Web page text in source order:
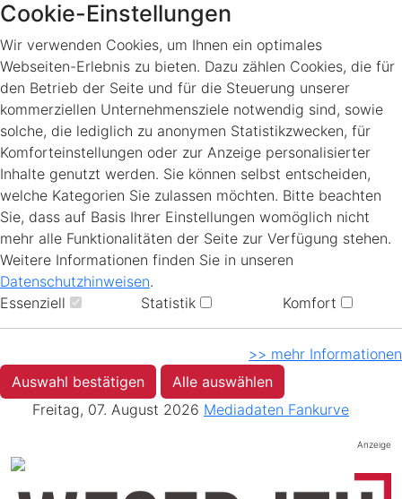
Cookie-Einstellungen
Wir verwenden Cookies, um Ihnen ein optimales
Webseiten-Erlebnis zu bieten. Dazu zählen Cookies, die für
den Betrieb der Seite und für die Steuerung unserer
kommerziellen Unternehmensziele notwendig sind, sowie
solche, die lediglich zu anonymen Statistikzwecken, für
Komforteinstellungen oder zur Anzeige personalisierter
Inhalte genutzt werden. Sie können selbst entscheiden,
welche Kategorien Sie zulassen möchten. Bitte beachten
Sie, dass auf Basis Ihrer Einstellungen womöglich nicht
mehr alle Funktionalitäten der Seite zur Verfügung stehen.
Weitere Informationen finden Sie in unseren
Datenschutzhinweisen.
Essenziell
Statistik Komfort
>> mehr Informationen
Auswahl bestätigen
Alle auswählen
Freitag, 07. August 2026 Mediadaten Fankurve
Anzeige